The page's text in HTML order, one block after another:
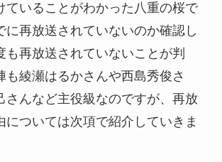
ていることがわかった八重の桜で
に再放送されていないのか確認し
も再放送されていないことが判
も綾瀬はるかさんや西島秀俊さ
さんなど主役級なのですが、再放
については次項で紹介していきま